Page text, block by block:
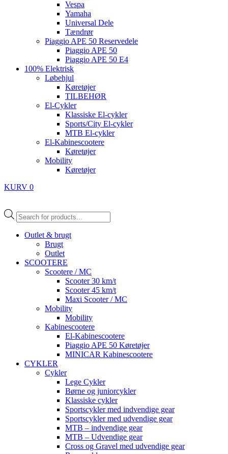
Vespa
Yamaha
Universal Dele
Tændrør
Piaggio APE 50 Reservedele
Piaggio APE 50
Piaggio APE 50 E4
100% Elektrisk
Løbehjul
Køretøjer
TILBEHØR
El-Cykler
Klassiske El-cykler
Sports/City El-cykler
MTB El-cykler
El-Kabinescootere
Køretøjer
Mobility
Køretøjer
KURV 0
Products
search
Outlet & brugt
Brugt
Outlet
SCOOTERE
Scootere / MC
Scooter 30 km/t
Scooter 45 km/t
Maxi Scooter / MC
Mobility
Mobility
Kabinescootere
El-Kabinescootere
Piaggio APE 50 Køretøjer
MINICAR Kabinescootere
CYKLER
Cykler
Lege Cykler
Børne og juniorcykler
Klassiske cykler
Sportscykler med indvendige gear
Sportscykler med udvendige gear
MTB – indvendige gear
MTB – Udvendige gear
Cross og Gravel med udvendige gear